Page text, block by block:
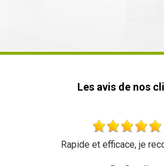
Les avis de nos
Rapide et efficace, je recommande